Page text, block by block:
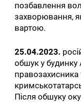
позбавлення
захворювання,
вартою.
25.04.2023.
обшук у
правозахисника
Після обшуку